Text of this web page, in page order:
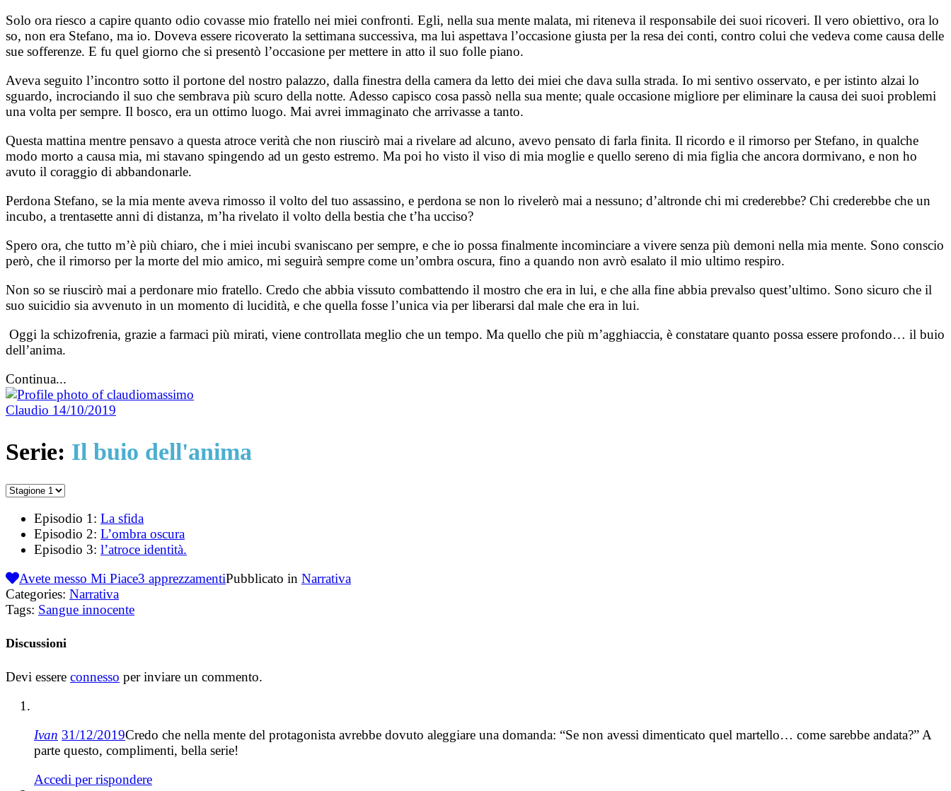
Solo ora riesco a capire quanto odio covasse mio fratello nei miei confronti. Egli, nella sua mente malata, mi riteneva il responsabile dei suoi ricoveri. Il vero obiettivo, ora lo
so, non era Stefano, ma io. Doveva essere ricoverato la settimana successiva, ma lui aspettava l’occasione giusta per la resa dei conti, contro colui che vedeva come causa delle
sue sofferenze. E fu quel giorno che si presentò l’occasione per mettere in atto il suo folle piano.
Aveva seguito l’incontro sotto il portone del nostro palazzo, dalla finestra della camera da letto dei miei che dava sulla strada. Io mi sentivo osservato, e per istinto alzai lo
sguardo, incrociando il suo che sembrava più scuro della notte. Adesso capisco cosa passò nella sua mente; quale occasione migliore per eliminare la causa dei suoi problemi
una volta per sempre. Il bosco, era un ottimo luogo. Mai avrei immaginato che arrivasse a tanto.
Questa mattina mentre pensavo a questa atroce verità che non riuscirò mai a rivelare ad alcuno, avevo pensato di farla finita. Il ricordo e il rimorso per Stefano, in qualche
modo morto a causa mia, mi stavano spingendo ad un gesto estremo. Ma poi ho visto il viso di mia moglie e quello sereno di mia figlia che ancora dormivano, e non ho
avuto il coraggio di abbandonarle.
Perdona Stefano, se la mia mente aveva rimosso il volto del tuo assassino, e perdona se non lo rivelerò mai a nessuno; d’altronde chi mi crederebbe? Chi crederebbe che un
incubo, a trentasette anni di distanza, m’ha rivelato il volto della bestia che t’ha ucciso?
Spero ora, che tutto m’è più chiaro, che i miei incubi svaniscano per sempre, e che io possa finalmente incominciare a vivere senza più demoni nella mia mente. Sono conscio
però, che il rimorso per la morte del mio amico, mi seguirà sempre come un’ombra oscura, fino a quando non avrò esalato il mio ultimo respiro.
Non so se riuscirò mai a perdonare mio fratello. Credo che abbia vissuto combattendo il mostro che era in lui, e che alla fine abbia prevalso quest’ultimo. Sono sicuro che il
suo suicidio sia avvenuto in un momento di lucidità, e che quella fosse l’unica via per liberarsi dal male che era in lui.
Oggi la schizofrenia, grazie a farmaci più mirati, viene controllata meglio che un tempo. Ma quello che più m’agghiaccia, è constatare quanto possa essere profondo… il buio
dell’anima.
Continua...
Claudio 14/10/2019
Serie: Il buio dell'anima
Episodio 1: La sfida
Episodio 2: L’ombra oscura
Episodio 3: l’atroce identità.
Avete messo Mi Piace3 apprezzamentiPubblicato in Narrativa
Categories: Narrativa
Tags: Sangue innocente
Discussioni
Devi essere connesso per inviare un commento.
Ivan 31/12/2019Credo che nella mente del protagonista avrebbe dovuto aleggiare una domanda: “Se non avessi dimenticato quel martello… come sarebbe andata?” A
parte questo, complimenti, bella serie!
Accedi per rispondere